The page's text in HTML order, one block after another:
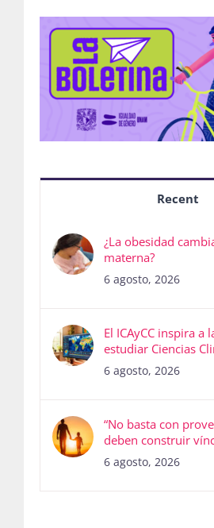
Recent
¿La obesidad
materna?
6 agosto, 2026
El ICAyCC inspira a
estudiar Ciencias
6 agosto, 2026
“No basta con
deben construir
6 agosto, 2026